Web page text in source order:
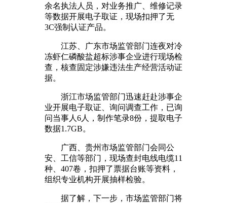
余名执法人员，对业务推广、维修记录
等数据开展电子取证，现场扣押了无
3C强制认证产品。
江苏、广东市场监管部门连夜对冷
冻虾仁磷酸盐超标涉事企业进行现场检
查，核查固定涉嫌违法生产经营活动证
据。
浙江市场监管部门迅速赶赴涉事企
业开展电子取证、询问调查工作，已询
问当事人6人，制作笔录8份，提取电子
数据1.7GB。
广西、贵州市场监管部门会同公
安、工信等部门，现场查封电线电缆11
种、407卷，扣押了票据台账等资料，
组织专业机构开展抽样检验。
据了解，下一步，市场监管部门将